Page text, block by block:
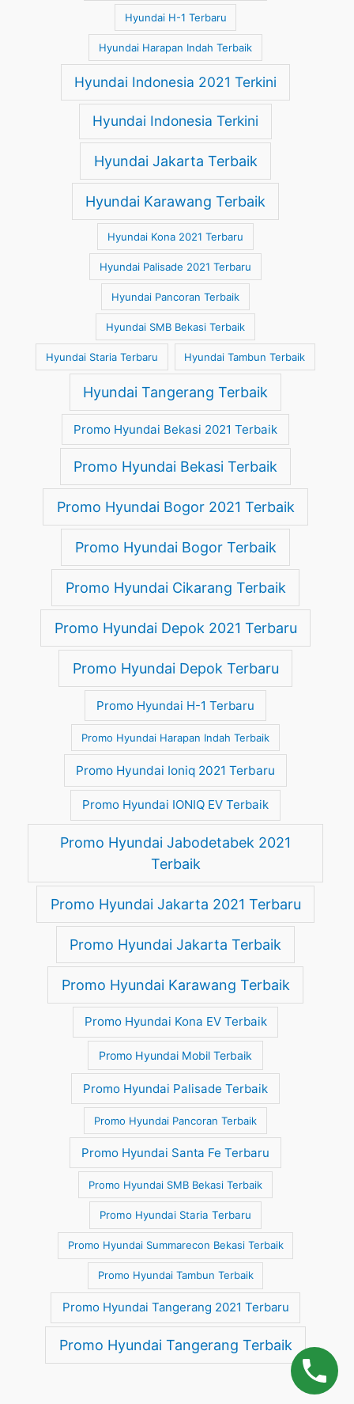
Hyundai H-1 Terbaru
Hyundai Harapan Indah Terbaik
Hyundai Indonesia 2021 Terkini
Hyundai Indonesia Terkini
Hyundai Jakarta Terbaik
Hyundai Karawang Terbaik
Hyundai Kona 2021 Terbaru
Hyundai Palisade 2021 Terbaru
Hyundai Pancoran Terbaik
Hyundai SMB Bekasi Terbaik
Hyundai Staria Terbaru Hyundai Tambun Terbaik
Hyundai Tangerang Terbaik
Promo Hyundai Bekasi 2021 Terbaik
Promo Hyundai Bekasi Terbaik
Promo Hyundai Bogor 2021 Terbaik
Promo Hyundai Bogor Terbaik
Promo Hyundai Cikarang Terbaik
Promo Hyundai Depok 2021 Terbaru
Promo Hyundai Depok Terbaru
Promo Hyundai H-1 Terbaru
Promo Hyundai Harapan Indah Terbaik
Promo Hyundai Ioniq 2021 Terbaru
Promo Hyundai IONIQ EV Terbaik
Promo Hyundai Jabodetabek 2021
Terbaik
Promo Hyundai Jakarta 2021 Terbaru
Promo Hyundai Jakarta Terbaik
Promo Hyundai Karawang Terbaik
Promo Hyundai Kona EV Terbaik
Promo Hyundai Mobil Terbaik
Promo Hyundai Palisade Terbaik
Promo Hyundai Pancoran Terbaik
Promo Hyundai Santa Fe Terbaru
Promo Hyundai SMB Bekasi Terbaik
Promo Hyundai Staria Terbaru
Promo Hyundai Summarecon Bekasi Terbaik
Promo Hyundai Tambun Terbaik
Promo Hyundai Tangerang 2021 Terbaru
Promo Hyundai Tangerang Terbaik